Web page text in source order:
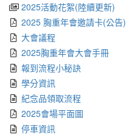
2025活動花絮(陸續更新)
2025 胸重年會邀請卡(公告)
大會議程
2025胸重年會大會手冊
報到流程小秘訣
學分資訊
紀念品領取流程
2025會場平面圖
停車資訊